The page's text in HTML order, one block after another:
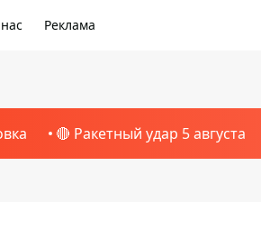
Реклама
🔴 Ракетный удар 5 августа